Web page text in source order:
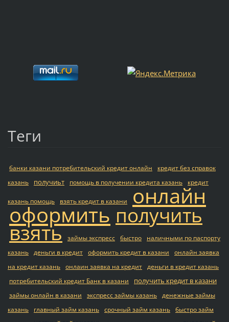
Теги
банки казани потребительский кредит онлайн
кредит без справок
казань
получиьт помощь в получении кредита казань кредит
казань помощь взять кредит в казани онлайн
оформить получить
взять займы экспресс быстро
наличными по паспорту
казань деньги в кредит оформить кредит в казани
онлайн заявка
на кредит казань онлаин заявка на кредит деньги в кредит казань
потребительский кредит Банк в казани
получить кредит в казани
займы онлайн в казани экспресс займы казань денежные займы
казань
главный займ казань срочный займ казань быстро займ